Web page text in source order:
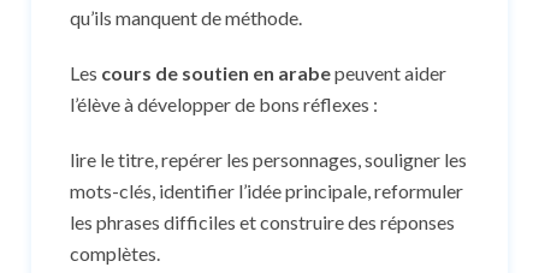
qu’ils manquent de méthode.
Les cours de soutien en arabepeuvent aider
l’élève à développer de bons réflexes :
lire le titre, repérer les personnages, souligner les
mots-clés, identifier l’idée principale, reformuler
les phrases difficiles et construire des réponses
complètes.